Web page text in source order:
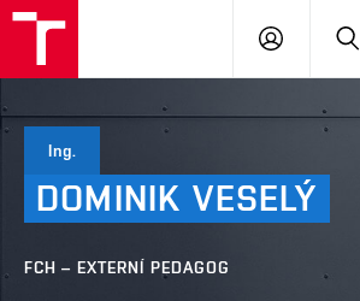
PŘIHLÁSIT
Ing.
DOMINIK VESELÝ
FCH – EXTERNÍ PEDAGOG